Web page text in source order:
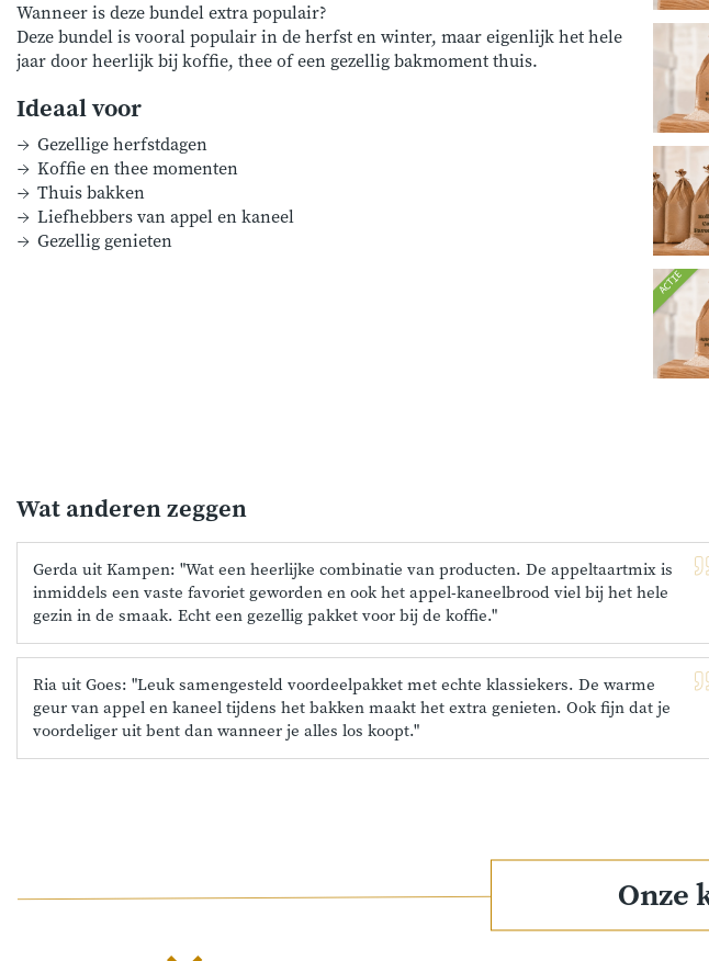
Wanneer is deze bundel extra populair?
Deze bundel is vooral populair in de herfst en winter, maar eigenlijk het hele
jaar door heerlijk bij koffie, thee of een gezellig bakmoment thuis.
Ideaal voor
Gezellige herfstdagen
Koffie en thee momenten
Thuis bakken
Liefhebbers van appel en kaneel
Gezellig genieten
ACTIE
Wat anderen zeggen
Gerda uit Kampen: "Wat een heerlijke combinatie van producten. De appeltaartmix is
inmiddels een vaste favoriet geworden en ook het appel-kaneelbrood viel bij het hele
gezin in de smaak. Echt een gezellig pakket voor bij de koffie."
Ria uit Goes: "Leuk samengesteld voordeelpakket met echte klassiekers. De warme
geur van appel en kaneel tijdens het bakken maakt het extra genieten. Ook fijn dat je
voordeliger uit bent dan wanneer je alles los koopt."
Onze